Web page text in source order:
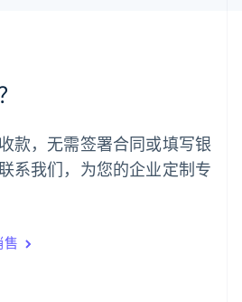
款，无需签署合同或填写银
系我们，为您的企业定制专
售